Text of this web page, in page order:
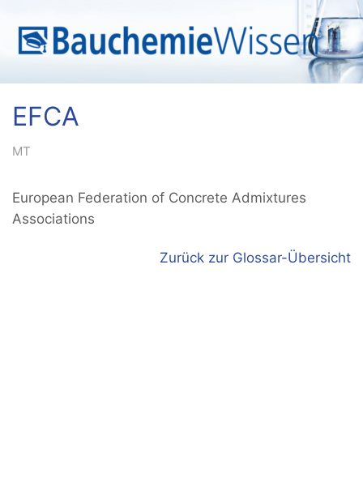
EFCA
MT
European Federation of Concrete Admixtures
Associations
Zurück zur Glossar-Übersicht